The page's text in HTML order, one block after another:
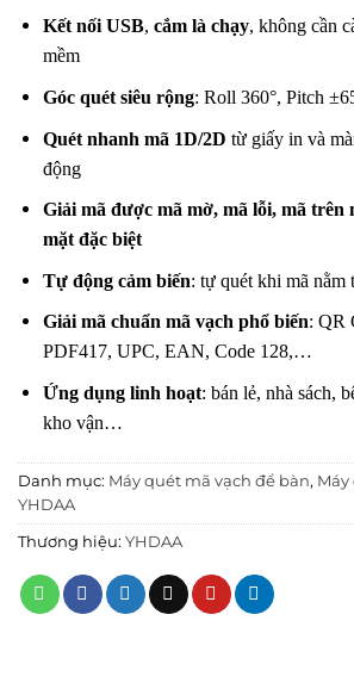
Kết nối USB, cắm là chạy, không cần
mềm
Góc quét siêu rộng: Roll 360°, Pitch
Quét nhanh mã 1D/2D từ giấy in và
động
Giải mã được mã mờ, mã lỗi, mã trên
mặt đặc biệt
Tự động cảm biến: tự quét khi mã nằm
Giải mã chuẩn mã vạch phổ biến: QR
PDF417, UPC, EAN, Code 128,…
Ứng dụng linh hoạt: bán lẻ, nhà sách,
kho vận…
Danh mục: Máy quét mã vạch để bàn, Máy
YHDAA
Thương hiệu: YHDAA